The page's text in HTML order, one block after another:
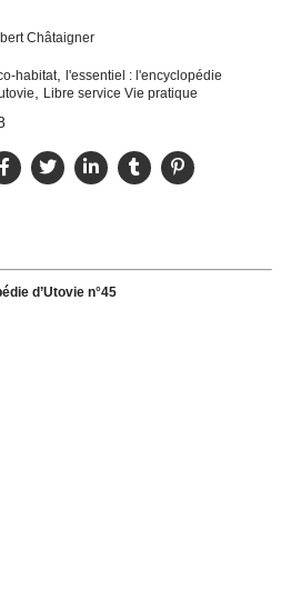
Châtaigner
habitat, l'essentiel : l'encyclopédie
Libre service Vie pratique
d’Utovie n°45